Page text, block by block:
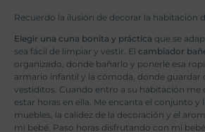
Recuerdo la ilusión de decorar la habitación
Elegir una cuna bonita y práctica que se
sea fácil de limpiar y vestir. El cambiador
organizado, donde bañarlo y ponerle esa
armario infantil y la cómoda, donde guardar
vestiditos. Cuando entro a su habitación me
estar horas en ella. Me encanta el conjunto y
muebles, la calidez de la decoración y el
mi bebé. Paso horas disfrutando con mi bebé.